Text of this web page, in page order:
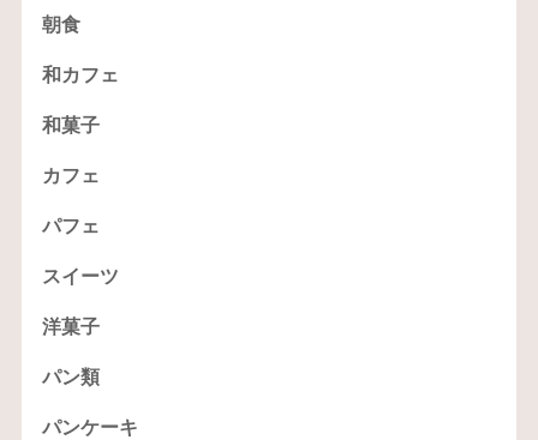
朝食
和カフェ
和菓子
カフェ
パフェ
スイーツ
洋菓子
パン類
パンケーキ